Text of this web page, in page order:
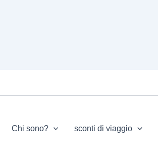
Chi sono? sconti di viaggio